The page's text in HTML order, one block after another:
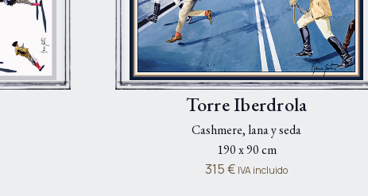
Torre Iberdrola
Cashmere, lana y seda
190 x 90 cm
315€ IVA incluido